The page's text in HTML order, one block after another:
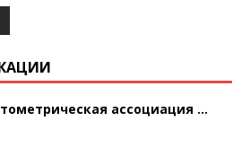
ассоциация ...